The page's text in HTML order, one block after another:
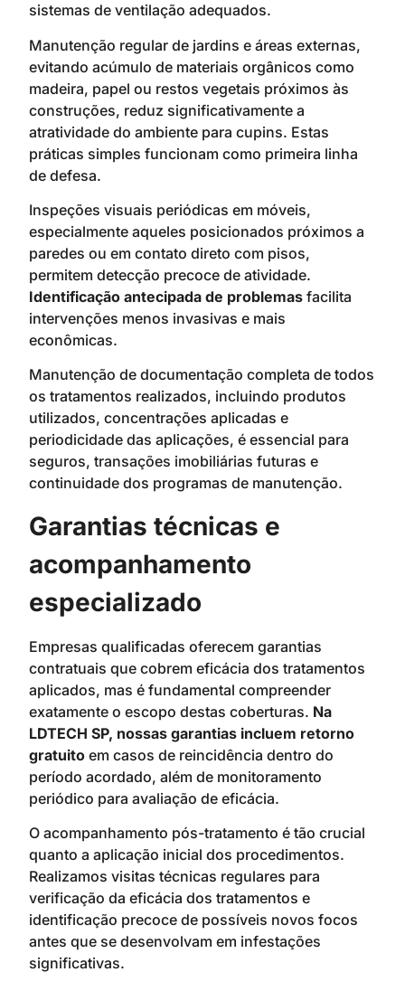
sistemas de ventilação adequados.
Manutenção regular de jardins e áreas externas,
evitando acúmulo de materiais orgânicos como
madeira, papel ou restos vegetais próximos às
construções, reduz significativamente a
atratividade do ambiente para cupins. Estas
práticas simples funcionam como primeira linha
de defesa.
Inspeções visuais periódicas em móveis,
especialmente aqueles posicionados próximos a
paredes ou em contato direto com pisos,
permitem detecção precoce de atividade.
Identificação antecipada de problemas facilita
intervenções menos invasivas e mais
econômicas.
Manutenção de documentação completa de todos
os tratamentos realizados, incluindo produtos
utilizados, concentrações aplicadas e
periodicidade das aplicações, é essencial para
seguros, transações imobiliárias futuras e
continuidade dos programas de manutenção.
Garantias técnicas e
acompanhamento
especializado
Empresas qualificadas oferecem garantias
contratuais que cobrem eficácia dos tratamentos
aplicados, mas é fundamental compreender
exatamente o escopo destas coberturas. Na
LDTECH SP, nossas garantias incluem retorno
gratuito em casos de reincidência dentro do
período acordado, além de monitoramento
periódico para avaliação de eficácia.
O acompanhamento pós-tratamento é tão crucial
quanto a aplicação inicial dos procedimentos.
Realizamos visitas técnicas regulares para
verificação da eficácia dos tratamentos e
identificação precoce de possíveis novos focos
antes que se desenvolvam em infestações
significativas.